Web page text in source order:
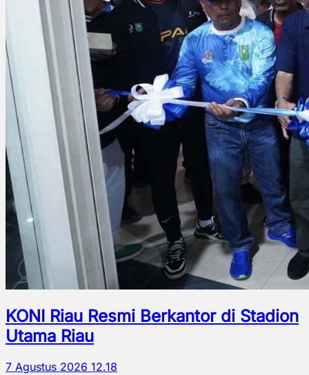
KONI Riau Resmi Berkantor di Stadion
Utama Riau
7 Agustus 2026 12.18